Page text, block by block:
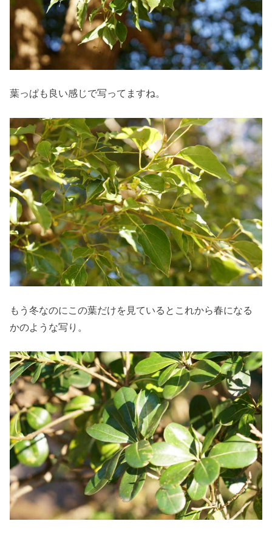
葉っぱも良い感じで写ってますね。
もう冬なのにこの葉だけを見ているとこれから春になる
かのような写り。